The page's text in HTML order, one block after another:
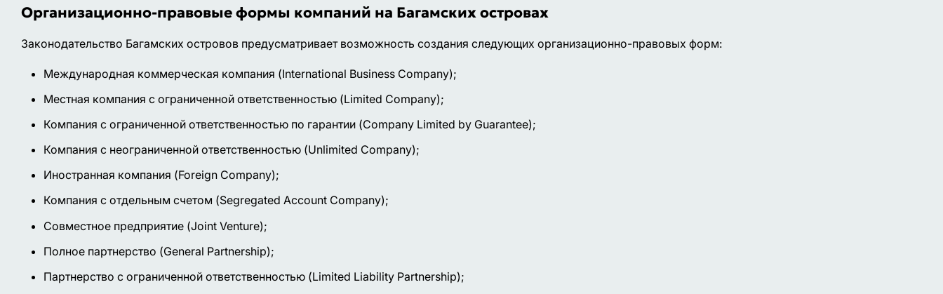
Организационно-правовые формы компаний на Багамских островах
Законодательство Багамских островов предусматривает возможность создания следующих организационно-правовых форм:
Международная коммерческая компания (International Business Company);
Местная компания с ограниченной ответственностью (Limited Company);
Компания с ограниченной ответственностью по гарантии (Company Limited by Guarantee);
Компания с неограниченной ответственностью (Unlimited Company);
Иностранная компания (Foreign Company);
Компания с отдельным счетом (Segregated Account Company);
Совместное предприятие (Joint Venture);
Полное партнерство (General Partnership);
Партнерство с ограниченной ответственностью (Limited Liability Partnership);